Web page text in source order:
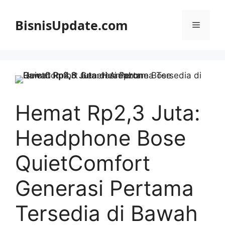
BisnisUpdate.com Menu
Hemat Rp2,3 Juta:
Headphone Bose
QuietComfort
Generasi Pertama
Tersedia di Bawah